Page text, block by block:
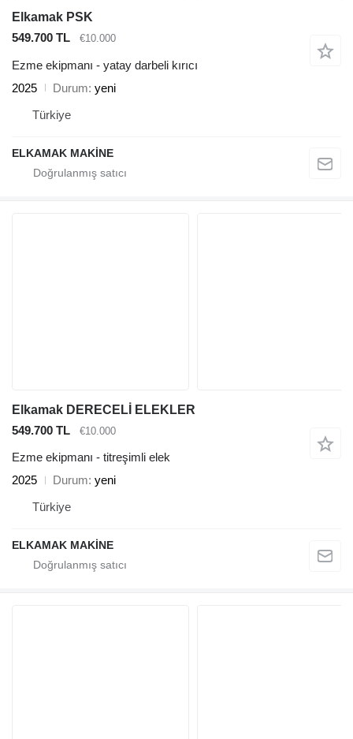
Elkamak PSK
549.700 TL
€10.000
Ezme ekipmanı - yatay darbeli kırıcı
2025
Durum yeni
Türkiye
ELKAMAK MAKİNE
Elkamak DERECELİ ELEKLER
549.700 TL
€10.000
Ezme ekipmanı - titreşimli elek
2025
Durum yeni
Türkiye
ELKAMAK MAKİNE